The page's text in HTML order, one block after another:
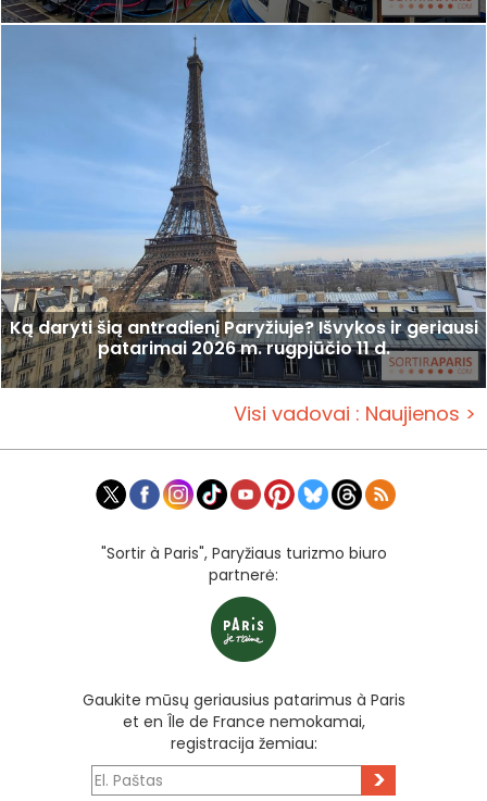
Ką daryti šią antradienį Paryžiuje? Išvykos ir geriausi
patarimai 2026 m. rugpjūčio 11 d.
Visi vadovai : Naujienos >
"Sortir à Paris", Paryžiaus turizmo biuro
partnerė:
Gaukite mūsų geriausius patarimus à Paris
et en Île de France nemokamai,
registracija žemiau:
>